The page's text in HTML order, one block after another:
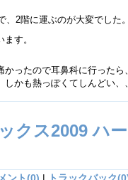
、2階に運ぶのが大変でした
す。
かったので耳鼻科に行った
しかも熱っぽくてしんどい、
クス2009 ハ